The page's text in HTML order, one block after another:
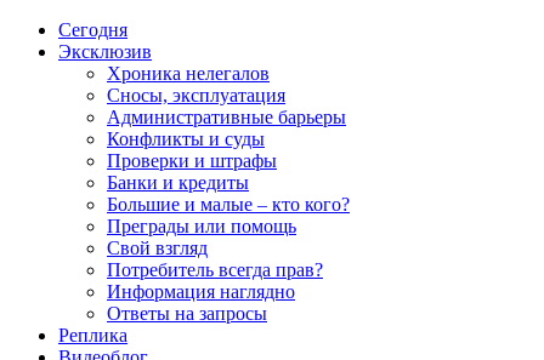
Сегодня
Эксклюзив
Хроника нелегалов
Сносы, эксплуатация
Административные барьеры
Конфликты и суды
Проверки и штрафы
Банки и кредиты
Большие и малые – кто кого?
Преграды или помощь
Свой взгляд
Потребитель всегда прав?
Информация наглядно
Ответы на запросы
Реплика